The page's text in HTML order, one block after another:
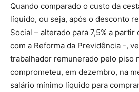
Quando comparado o custo da
líquido, ou seja, após o desconto
Social – alterado para 7,5% a partir
com a Reforma da Previdência -,
trabalhador remunerado pelo piso
comprometeu, em dezembro, na
salário mínimo líquido para